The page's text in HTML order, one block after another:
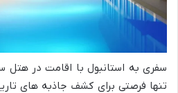
سفری به استانبول با اقامت در
تنها فرصتی برای کشف جاذبه های